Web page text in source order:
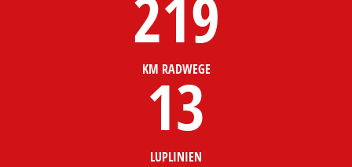
219
KM RADWEGE
13
LUPLINIEN